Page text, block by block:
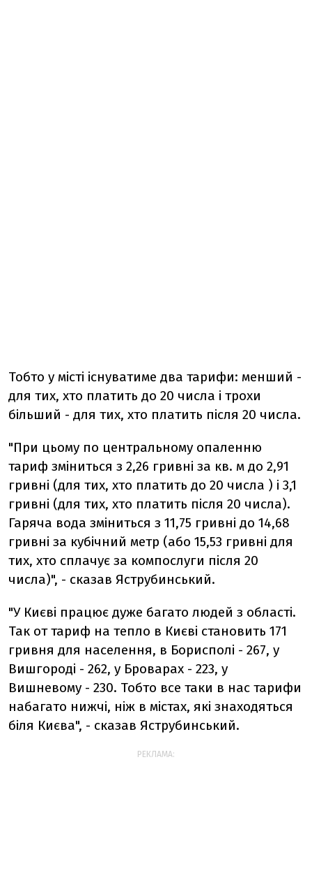
Тобто у місті існуватиме два тарифи: менший -
для тих, хто платить до 20 числа і трохи
більший - для тих, хто платить після 20 числа.
"При цьому по центральному опаленню
тариф зміниться з 2,26 гривні за кв. м до 2,91
гривні (для тих, хто платить до 20 числа ) і 3,1
гривні (для тих, хто платить після 20 числа).
Гаряча вода зміниться з 11,75 гривні до 14,68
гривні за кубічний метр (або 15,53 гривні для
тих, хто сплачує за компослуги після 20
числа)", - сказав Яструбинський.
"У Києві працює дуже багато людей з області.
Так от тариф на тепло в Києві становить 171
гривня для населення, в Борисполі - 267, у
Вишгороді - 262, у Броварах - 223, у
Вишневому - 230. Тобто все таки в нас тарифи
набагато нижчі, ніж в містах, які знаходяться
біля Києва", - сказав Яструбинський.
РЕКЛАМА: